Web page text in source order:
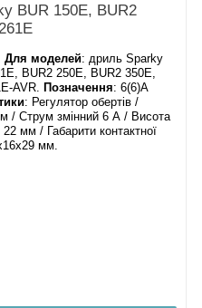
BUR 150E, BUR2
Для моделей: дриль Sparky
BUR2 250E, BUR2 350Е,
AVR. Позначення: 6(6)A
: Регулятор обертів /
/ Струм змінний 6 А / Висота
мм / Габарити контактної
мм.